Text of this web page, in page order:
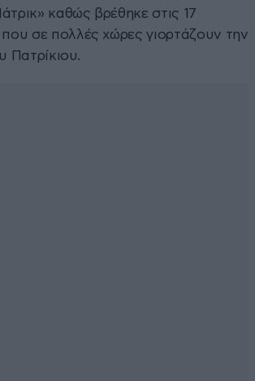
καθώς βρέθηκε στις 17
σε πολλές χώρες γιορτάζουν την
Πατρίκιου.